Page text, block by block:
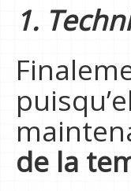
1.
de la